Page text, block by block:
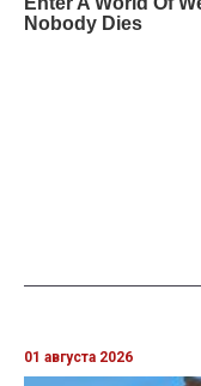
01 августа 2026